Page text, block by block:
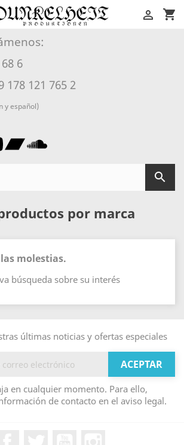
shopping_cart

6
178 121 765 2
y español)

por marca
molestias.
búsqueda sobre su interés
últimas noticias y ofertas especiales
en cualquier momento. Para ello,
de contacto en el aviso legal.